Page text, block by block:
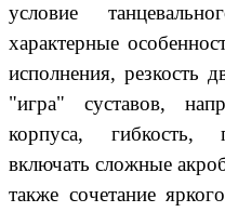
условие
характерные
исполнения, резкость
"игра" суставов,
корпуса, гибкость,
включать сложные
также сочетание